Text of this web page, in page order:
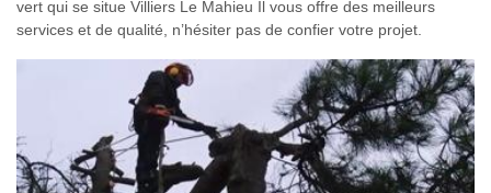
vert qui se situe Villiers Le Mahieu Il vous offre des meilleurs
services et de qualité, n’hésiter pas de confier votre projet.